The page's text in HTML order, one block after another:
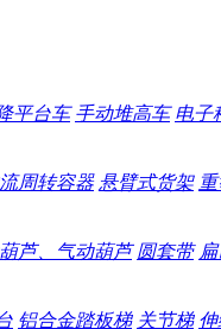
平台车 手动堆高车 电子
周转容器 悬臂式货架
芦、气动葫芦 圆套带
铝合金踏板梯 关节梯